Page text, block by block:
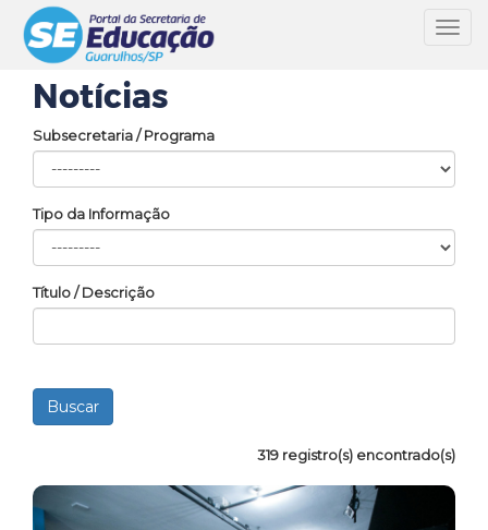
Notícias
Subsecretaria / Programa
Tipo da Informação
Título / Descrição
319 registro(s) encontrado(s)